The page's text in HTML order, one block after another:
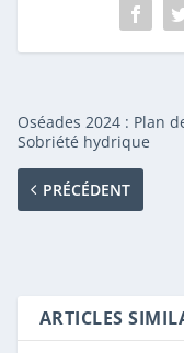
Oséades 2024 : Plan
Sobriété hydrique
PRÉCÉDENT
ARTICLES